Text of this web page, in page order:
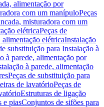
alimentação por
com um manípuloPeças
misturadora com um
elétricaPeças de
elétricaInstalação
substituição para Instalação à
à parede, alimentação por
à parede, alimentação
Peças de substituição para
de lavatórioPeças de
Estruturas de ligação
e piasConjuntos de sifões para